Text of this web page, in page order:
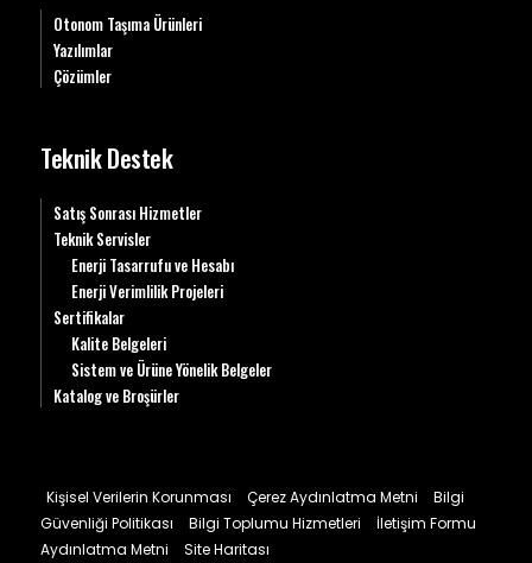
Otonom Taşıma Ürünleri
Yazılımlar
Çözümler
Teknik Destek
Satış Sonrası Hizmetler
Teknik Servisler
Enerji Tasarrufu ve Hesabı
Enerji Verimlilik Projeleri
Sertifikalar
Kalite Belgeleri
Sistem ve Ürüne Yönelik Belgeler
Katalog ve Broşürler
Kişisel Verilerin Korunması Çerez Aydınlatma Metni
Bilgi
Güvenliği Politikası
Bilgi Toplumu Hizmetleri
İletişim Formu
Aydınlatma Metni
Site Haritası